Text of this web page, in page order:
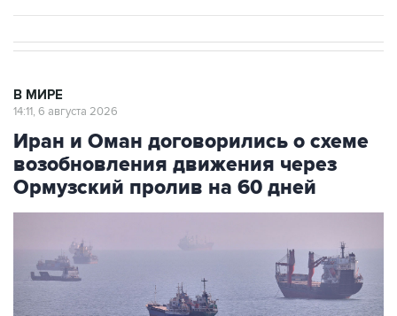
В МИРЕ
14:11, 6 августа 2026
Иран и Оман договорились о схеме
возобновления движения через
Ормузский пролив на 60 дней